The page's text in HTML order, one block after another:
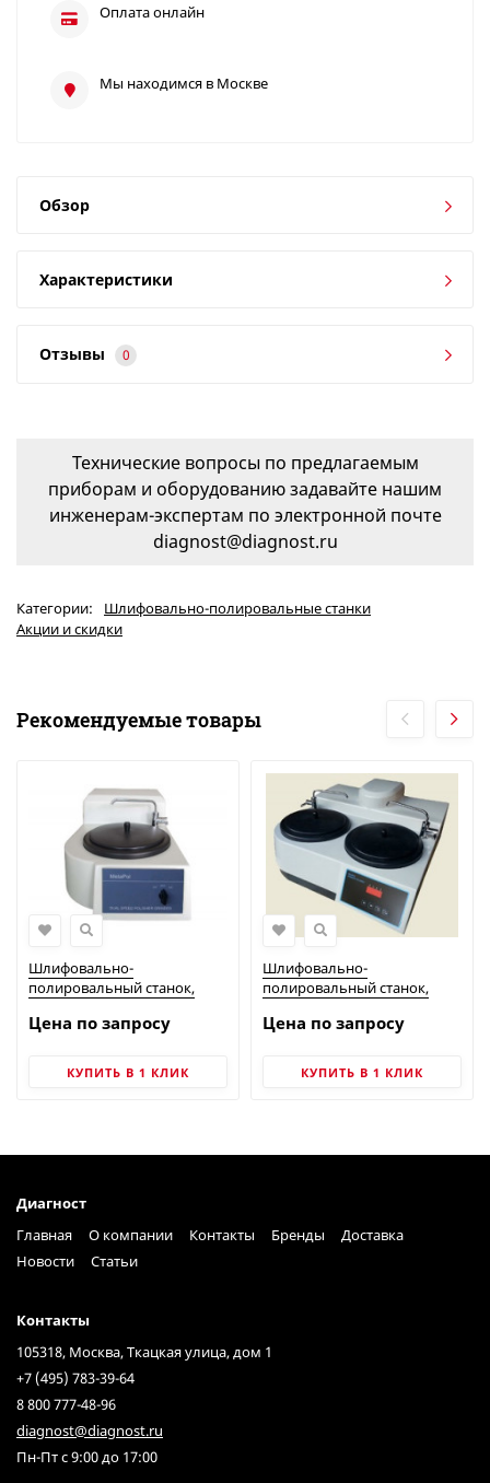
Оплата онлайн
Мы находимся в Москве
Обзор
Характеристики
Отзывы 0
Технические вопросы по предлагаемым
приборам и оборудованию задавайте нашим
инженерам-экспертам по электронной почте
diagnost@diagnost.ru
Категории:
Шлифовально-полировальные станки
Акции и скидки
Рекомендуемые товары
Шлифовально-
полировальный станок,
Цена по запросу
КУПИТЬ В 1 КЛИК
Шлифовально-
полировальный станок,
Цена по запросу
КУПИТЬ В 1 КЛИК
Диагност
Главная
О компании Контакты Бренды
Доставка
Новости
Статьи
Контакты
105318, Москва, Ткацкая улица, дом 1
+7 (495) 783-39-64
8 800 777-48-96
diagnost@diagnost.ru
Пн-Пт с 9:00 до 17:00